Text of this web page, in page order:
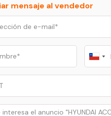
mensaje al vendedor
Chile
+56